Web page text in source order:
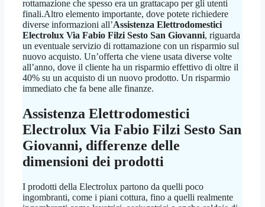
rottamazione che spesso era un grattacapo per gli utenti
finali.Altro elemento importante, dove potete richiedere
diverse informazioni all’Assistenza Elettrodomestici
Electrolux Via Fabio Filzi Sesto San Giovanni, riguarda
un eventuale servizio di rottamazione con un risparmio sul
nuovo acquisto. Un’offerta che viene usata diverse volte
all’anno, dove il cliente ha un risparmio effettivo di oltre il
40% su un acquisto di un nuovo prodotto. Un risparmio
immediato che fa bene alle finanze.
Assistenza Elettrodomestici
Electrolux Via Fabio Filzi Sesto San
Giovanni, differenze delle
dimensioni dei prodotti
I prodotti della Electrolux partono da quelli poco
ingombranti, come i piani cottura, fino a quelli realmente